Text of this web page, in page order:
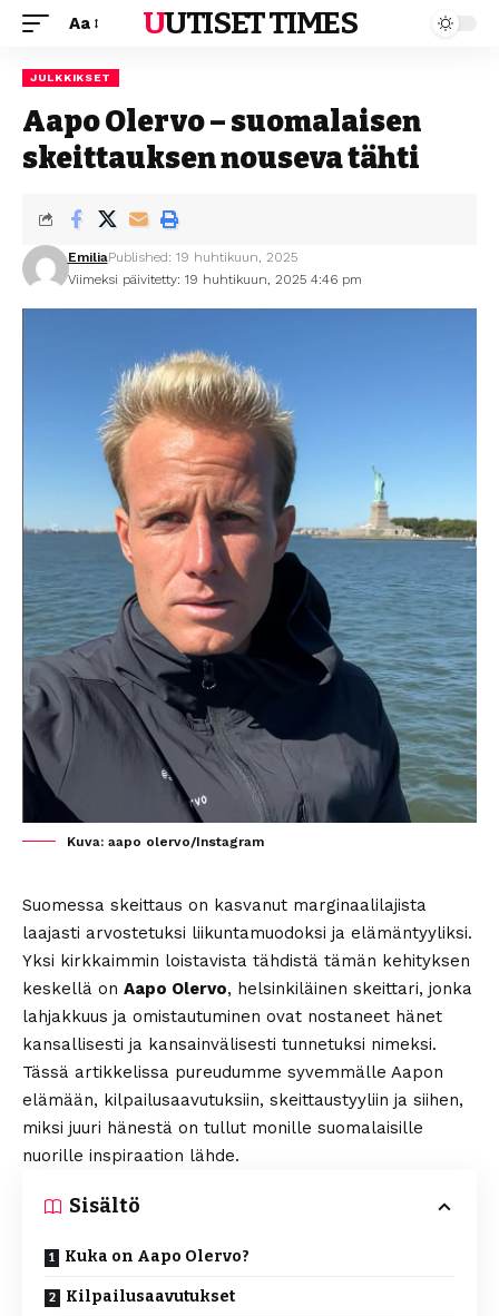
Aa UUTISET TIMES
JULKKIKSET
Aapo Olervo – suomalaisen
skeittauksen nouseva tähti
Viimeksi päivitetty: 19 huhtikuun, 2025 4:46 pm
EmiliaPublished: 19 huhtikuun, 2025
Kuva: aapo olervo/Instagram
Suomessa skeittaus on kasvanut marginaalilajista
laajasti arvostetuksi liikuntamuodoksi ja elämäntyyliksi.
Yksi kirkkaimmin loistavista tähdistä tämän kehityksen
keskellä on Aapo Olervo, helsinkiläinen skeittari, jonka
lahjakkuus ja omistautuminen ovat nostaneet hänet
kansallisesti ja kansainvälisesti tunnetuksi nimeksi.
Tässä artikkelissa pureudumme syvemmälle Aapon
elämään, kilpailusaavutuksiin, skeittaustyyliin ja siihen,
miksi juuri hänestä on tullut monille suomalaisille
nuorille inspiraation lähde.
Sisältö
Kuka on Aapo Olervo?
Kilpailusaavutukset